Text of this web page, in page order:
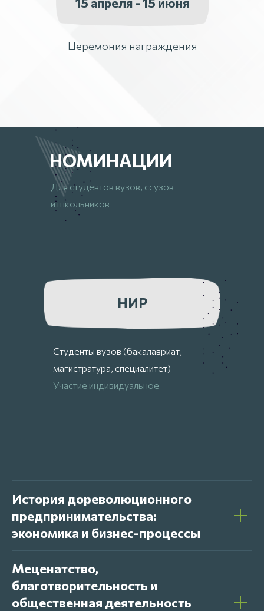
Церемония награждения
НОМИНАЦИИ
Для студентов вузов, ссузов
и школьников
НИР
Студенты вузов (бакалавриат,
магистратура, специалитет)
Участие индивидуальное
История дореволюционного
предпринимательства:
экономика и бизнес-процессы
Меценатство,
благотворительность и
общественная деятельность